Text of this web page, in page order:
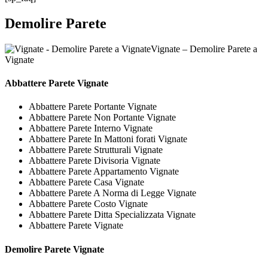
Demolire Parete
Vignate – Demolire Parete a
Vignate
Abbattere Parete Vignate
Abbattere Parete Portante Vignate
Abbattere Parete Non Portante Vignate
Abbattere Parete Interno Vignate
Abbattere Parete In Mattoni forati Vignate
Abbattere Parete Strutturali Vignate
Abbattere Parete Divisoria Vignate
Abbattere Parete Appartamento Vignate
Abbattere Parete Casa Vignate
Abbattere Parete A Norma di Legge Vignate
Abbattere Parete Costo Vignate
Abbattere Parete Ditta Specializzata Vignate
Abbattere Parete Vignate
Demolire Parete Vignate